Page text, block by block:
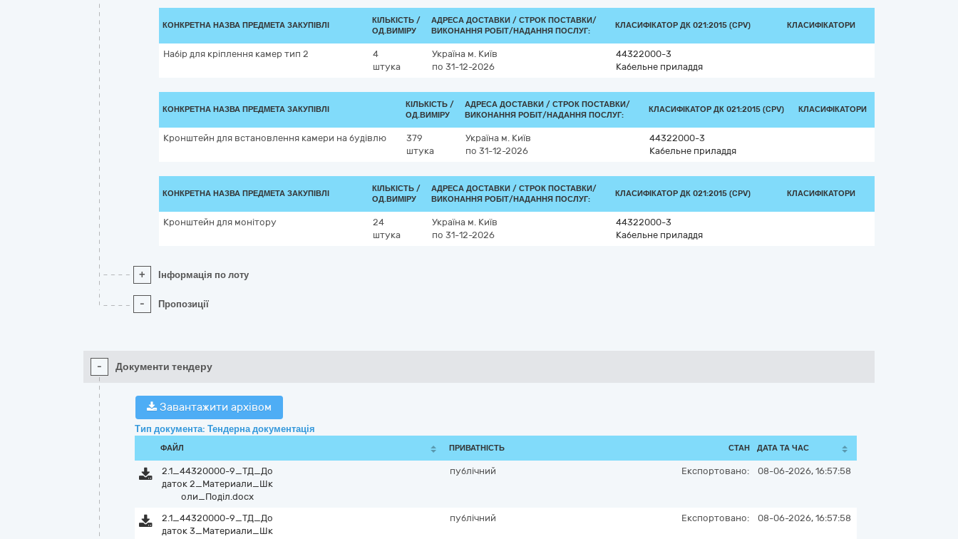
КОНКРЕТНА НАЗВА ПРЕДМЕТА ЗАКУПІВЛІ
КІЛЬКІСТЬ /
ОД.ВИМІРУ
АДРЕСА ДОСТАВКИ / СТРОК ПОСТАВКИ/
ВИКОНАННЯ РОБІТ/НАДАННЯ ПОСЛУГ:
КЛАСИФІКАТОР ДК 021:2015 (CPV) КЛАСИФІКАТОРИ
Набір для кріплення камер тип 2
4
штука
Україна м. Київ
по 31-12-2026
44322000-3
Кабельне приладдя
КОНКРЕТНА НАЗВА ПРЕДМЕТА ЗАКУПІВЛІ
КІЛЬКІСТЬ /
ОД.ВИМІРУ
АДРЕСА ДОСТАВКИ / СТРОК ПОСТАВКИ/
ВИКОНАННЯ РОБІТ/НАДАННЯ ПОСЛУГ:
КЛАСИФІКАТОР ДК 021:2015 (CPV) КЛАСИФІКАТОРИ
Кронштейн для встановлення камери на будiвлю
379
штука
Україна м. Київ
по 31-12-2026
44322000-3
Кабельне приладдя
КОНКРЕТНА НАЗВА ПРЕДМЕТА ЗАКУПІВЛІ
КІЛЬКІСТЬ /
ОД.ВИМІРУ
АДРЕСА ДОСТАВКИ / СТРОК ПОСТАВКИ/
ВИКОНАННЯ РОБІТ/НАДАННЯ ПОСЛУГ:
КЛАСИФІКАТОР ДК 021:2015 (CPV) КЛАСИФІКАТОРИ
Кронштейн для монiтору
24
штука
Україна м. Київ
по 31-12-2026
44322000-3
Кабельне приладдя
+ Інформація по лоту
- Пропозиції
- Документи тендеру
Завантажити архівом
Тип документа: Тендерна документація
ФАЙЛ ПРИВАТНІСТЬ СТАН ДАТА ТА ЧАС
2.1_44320000-9_ТД_До
даток 2_Материали_Шк
оли_Поділ.docx
публічний Експортовано: 08-06-2026, 16:57:58
2.1_44320000-9_ТД_До
даток 3_Материали_Шк
публічний Експортовано: 08-06-2026, 16:57:58